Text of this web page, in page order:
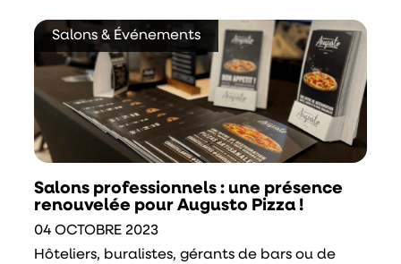
Salons & Événements
Salons professionnels : une présence
renouvelée pour Augusto Pizza !
04 OCTOBRE 2023
Hôteliers, buralistes, gérants de bars ou de